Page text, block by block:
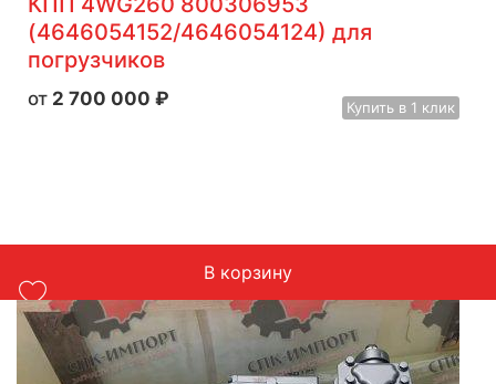
(4646054152/4646054124) для
погрузчиков
2 700 000 ₽ Купить в 1 клик
В корзину